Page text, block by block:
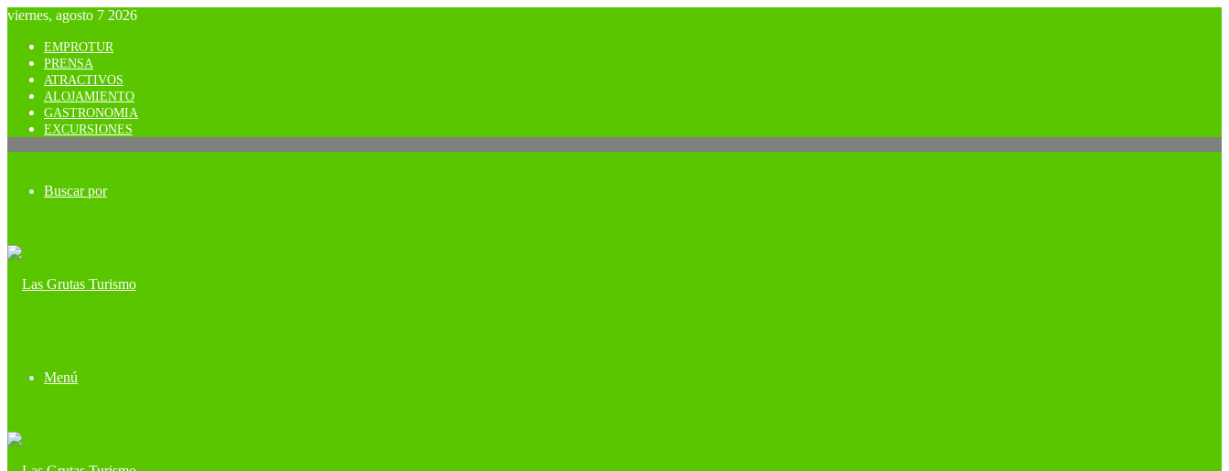
viernes, agosto 7 2026
EMPROTUR
PRENSA
ATRACTIVOS
ALOJAMIENTO
GASTRONOMIA
EXCURSIONES
Buscar por
Menú